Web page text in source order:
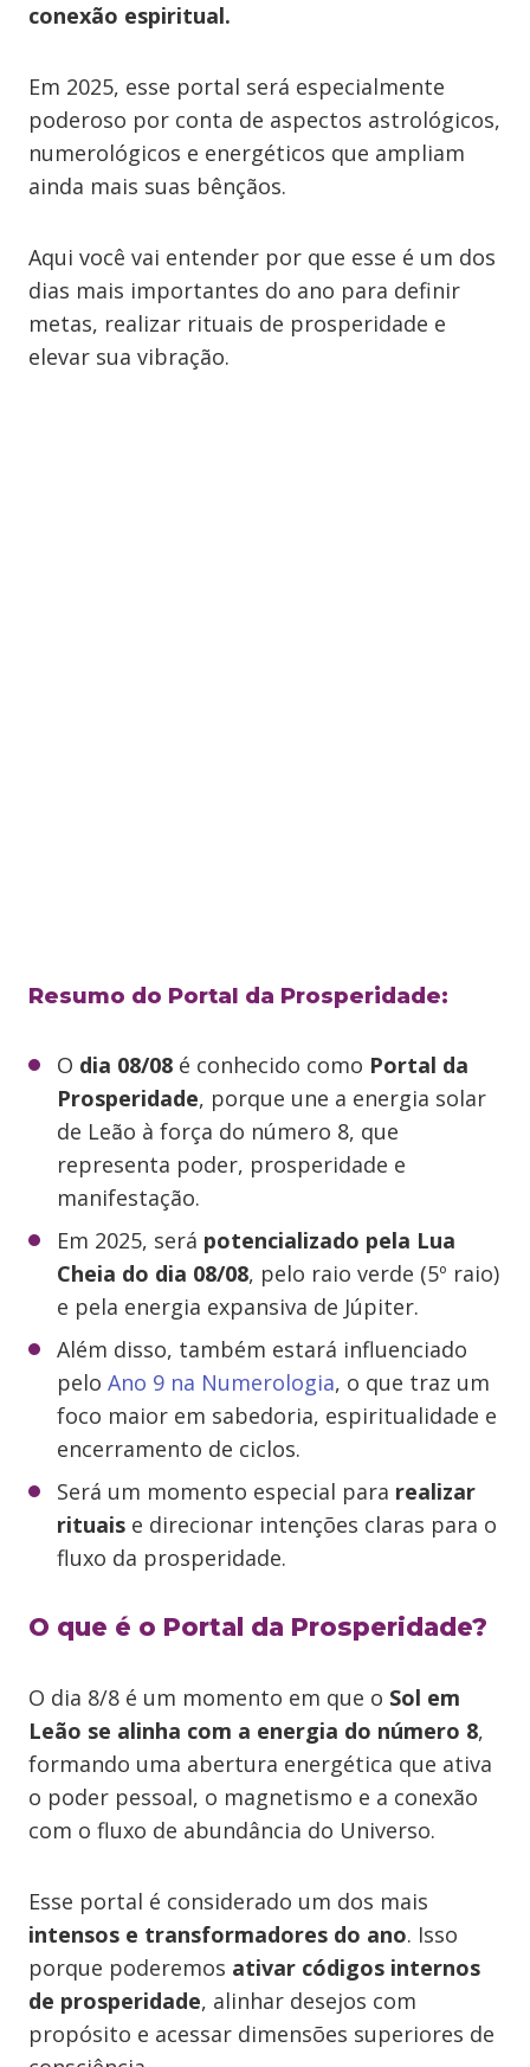
conexão espiritual.
Em 2025, esse portal será especialmente
poderoso por conta de aspectos astrológicos,
numerológicos e energéticos que ampliam
ainda mais suas bênçãos.
Aqui você vai entender por que esse é um dos
dias mais importantes do ano para definir
metas, realizar rituais de prosperidade e
elevar sua vibração.
Resumo do Portal da Prosperidade:
O dia 08/08 é conhecido como Portal da
Prosperidade, porque une a energia solar
de Leão à força do número 8, que
representa poder, prosperidade e
manifestação.
Em 2025, será potencializado pela Lua
Cheia do dia 08/08, pelo raio verde (5º raio)
e pela energia expansiva de Júpiter.
Além disso, também estará influenciado
pelo Ano 9 na Numerologia, o que traz um
foco maior em sabedoria, espiritualidade e
encerramento de ciclos.
Será um momento especial para realizar
rituais e direcionar intenções claras para o
fluxo da prosperidade.
O que é o Portal da Prosperidade?
O dia 8/8 é um momento em que o Sol em
Leão se alinha com a energia do número 8,
formando uma abertura energética que ativa
o poder pessoal, o magnetismo e a conexão
com o fluxo de abundância do Universo.
Esse portal é considerado um dos mais
intensos e transformadores do ano. Isso
porque poderemos ativar códigos internos
de prosperidade, alinhar desejos com
propósito e acessar dimensões superiores de